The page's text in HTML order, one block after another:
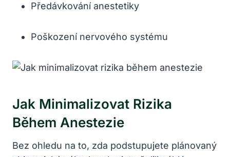
Předávkování anestetiky
Poškození nervového systému
Jak Minimalizovat Rizika
Během Anestezie
Bez ohledu na to, zda podstupujete plánovaný